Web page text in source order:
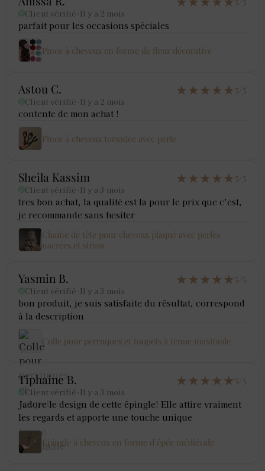
Client vérifié Il y a 2 mois
parfait pour les occasions spéciales
Pince à cheveux en forme de fleur décorative
Astou C.
Client vérifié Il y a 2 mois
★★★★★5/5
contente de mon achat !
Pince à cheveux torsadée avec perle
Sheila Kassim
Client vérifié Il y a 3 mois
★★★★★5/5
tres bon achat, la qualité est la pour le prix que c'est,
je recommande sans hesiter
Chaîne de tête pour cheveux plaqué avec perles
nacrées et strass
Yasmin B.
Client vérifié Il y a 3 mois
★★★★★5/5
bon produit, je suis satisfaite du résultat, correspond
à la description
Colle pour perruques et toupets à tenue maximale
Tiphaine B.
Client vérifié Il y a 3 mois
★★★★★5/5
Jadore le design de cette épingle! Elle attire vraiment
les regards et apporte une touche unique
Épingle à cheveux en forme d’épée médiévale